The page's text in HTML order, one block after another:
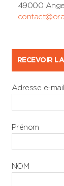
49000
RECEVOIR
Adresse e-mail
Prénom
NOM